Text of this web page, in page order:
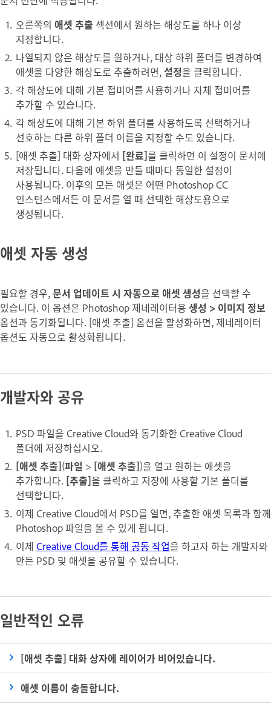
오른쪽의 애셋 추출 섹션에서 원하는 해상도를 하나 이상
지정합니다.
나열되지 않은 해상도를 원하거나, 대상 하위 폴더를 변경하여
애셋을 다양한 해상도로 추출하려면,설정을 클릭합니다.
각 해상도에 대해 기본 접미어를 사용하거나 자체 접미어를
추가할 수 있습니다.
각 해상도에 대해 기본 하위 폴더를 사용하도록 선택하거나
선호하는 다른 하위 폴더 이름을 지정할 수도 있습니다.
[애셋 추출] 대화 상자에서 [완료]를 클릭하면 이 설정이 문서에
저장됩니다. 다음에 애셋을 만들 때마다 동일한 설정이
사용됩니다. 이후의 모든 애셋은 어떤 Photoshop CC
인스턴스에서든 이 문서를 열 때 선택한 해상도용으로
생성됩니다.
애셋 자동 생성
필요할 경우,문서 업데이트 시 자동으로 애셋 생성을 선택할 수
있습니다. 이 옵션은 Photoshop 제네레이터용 생성 > 이미지 정보
옵션과 동기화됩니다. [애셋 추출] 옵션을 활성화하면, 제네레이터
옵션도 자동으로 활성화됩니다.
개발자와 공유
PSD 파일을 Creative Cloud와 동기화한 Creative Cloud
폴더에 저장하십시오.
[애셋 추출](파일 > [애셋 추출])을 열고 원하는 애셋을
추가합니다. [추출]을 클릭하고 저장에 사용할 기본 폴더를
선택합니다.
이제 Creative Cloud에서 PSD를 열면, 추출한 애셋 목록과 함께
Photoshop 파일을 볼 수 있게 됩니다.
이제 Creative Cloud를 통해 공동 작업을 하고자 하는 개발자와
만든 PSD 및 애셋을 공유할 수 있습니다.
일반적인 오류
[애셋 추출] 대화 상자에 레이어가 비어있습니다.
애셋 이름이 충돌합니다.